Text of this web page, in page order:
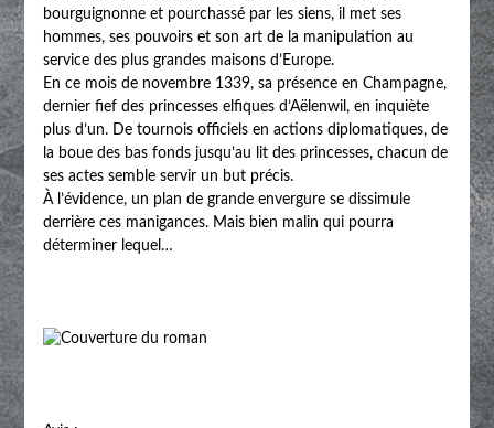
bourguignonne et pourchassé par les siens, il met ses
hommes, ses pouvoirs et son art de la manipulation au
service des plus grandes maisons d’Europe.
En ce mois de novembre 1339, sa présence en Champagne,
dernier fief des princesses elfiques d’Aëlenwil, en inquiète
plus d’un. De tournois officiels en actions diplomatiques, de
la boue des bas fonds jusqu’au lit des princesses, chacun de
ses actes semble servir un but précis.
À l’évidence, un plan de grande envergure se dissimule
derrière ces manigances. Mais bien malin qui pourra
déterminer lequel…